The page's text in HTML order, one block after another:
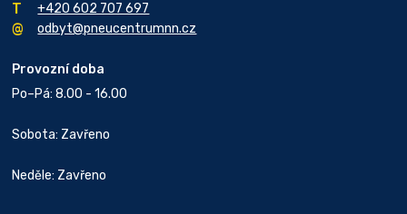
+420 602 707 697
odbyt@pneucentrumnn.cz
Provozní doba
Po–Pá: 8.00 - 16.00
Sobota: Zavřeno
Neděle: Zavřeno